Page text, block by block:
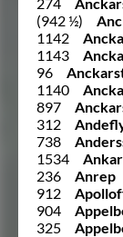
274
(942 ½)
1142
1143
96
1140
897
312
738
1534
236
Anrep
912
904
325